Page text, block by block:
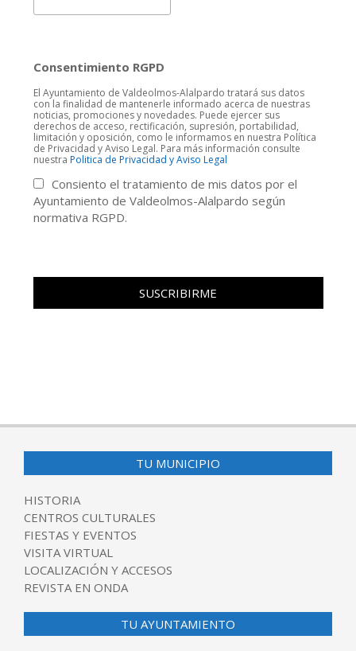
Consentimiento RGPD
El Ayuntamiento de Valdeolmos-Alalpardo tratará sus datos
con la finalidad de mantenerle informado acerca de nuestras
noticias, promociones y novedades. Puede ejercer sus
derechos de acceso, rectificación, supresión, portabilidad,
limitación y oposición, como le informamos en nuestra Política
de Privacidad y Aviso Legal. Para más información consulte
nuestra Politica de Privacidad y Aviso Legal
Consiento el tratamiento de mis datos por el
Ayuntamiento de Valdeolmos-Alalpardo según
normativa RGPD.
TU MUNICIPIO
HISTORIA
CENTROS CULTURALES
FIESTAS Y EVENTOS
VISITA VIRTUAL
LOCALIZACIÓN Y ACCESOS
REVISTA EN ONDA
TU AYUNTAMIENTO